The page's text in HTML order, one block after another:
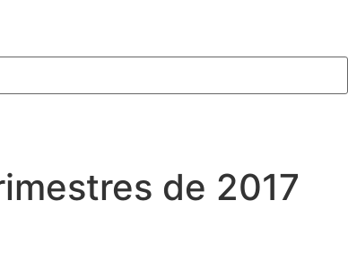
de 2017